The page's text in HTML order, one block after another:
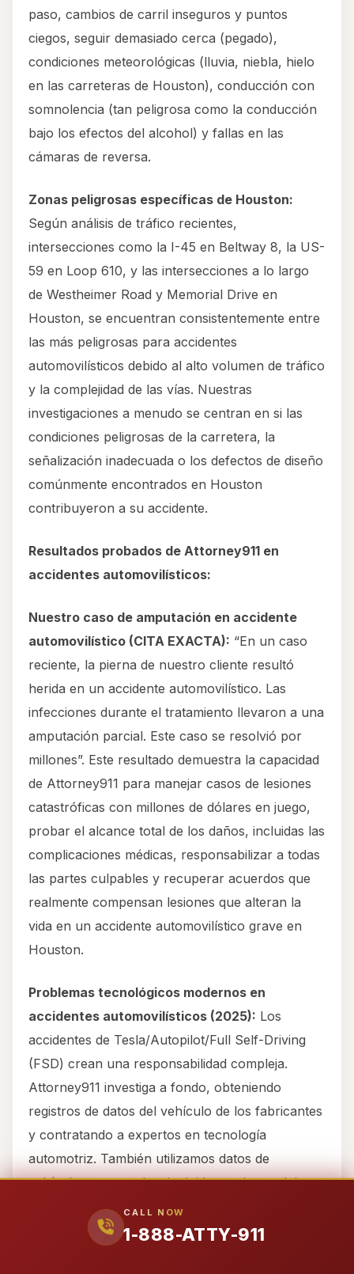
CALL NOW
1-888-ATTY-911
paso, cambios de carril inseguros y puntos
ciegos, seguir demasiado cerca (pegado),
condiciones meteorológicas (lluvia, niebla, hielo
en las carreteras de Houston), conducción con
somnolencia (tan peligrosa como la conducción
bajo los efectos del alcohol) y fallas en las
cámaras de reversa.
Zonas peligrosas específicas de Houston:
Según análisis de tráfico recientes,
intersecciones como la I-45 en Beltway 8, la US-
59 en Loop 610, y las intersecciones a lo largo
de Westheimer Road y Memorial Drive en
Houston, se encuentran consistentemente entre
las más peligrosas para accidentes
automovilísticos debido al alto volumen de tráfico
y la complejidad de las vías. Nuestras
investigaciones a menudo se centran en si las
condiciones peligrosas de la carretera, la
señalización inadecuada o los defectos de diseño
comúnmente encontrados en Houston
contribuyeron a su accidente.
Resultados probados de Attorney911 en
accidentes automovilísticos:
Nuestro caso de amputación en accidente
automovilístico (CITA EXACTA): “En un caso
reciente, la pierna de nuestro cliente resultó
herida en un accidente automovilístico. Las
infecciones durante el tratamiento llevaron a una
amputación parcial. Este caso se resolvió por
millones”. Este resultado demuestra la capacidad
de Attorney911 para manejar casos de lesiones
catastróficas con millones de dólares en juego,
probar el alcance total de los daños, incluidas las
complicaciones médicas, responsabilizar a todas
las partes culpables y recuperar acuerdos que
realmente compensan lesiones que alteran la
vida en un accidente automovilístico grave en
Houston.
Problemas tecnológicos modernos en
accidentes automovilísticos (2025): Los
accidentes de Tesla/Autopilot/Full Self-Driving
(FSD) crean una responsabilidad compleja.
Attorney911 investiga a fondo, obteniendo
registros de datos del vehículo de los fabricantes
y contratando a expertos en tecnología
automotriz. También utilizamos datos de
vehículos conectados, incluidos registros del
sistema de infoentretenimiento, datos de GPS e
información del Registrador de Datos de Eventos